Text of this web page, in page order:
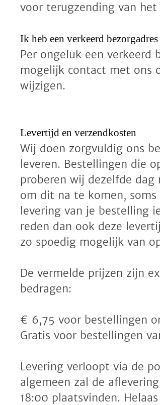
voor terugzending van
Ik heb een verkeerd
Per ongeluk een verkeerd
mogelijk contact met ons
wijzigen.
Levertijd en verzendkosten
Wij doen zorgvuldig ons
leveren. Bestellingen die
proberen wij dezelfde
om dit na te komen,
levering van je bestelling
reden dan ook deze
zo spoedig mogelijk van
De vermelde prijzen zijn
bedragen:
€ 6,75 voor bestellingen
Gratis voor bestellingen
Levering verloopt via de
algemeen zal de
18:00 plaatsvinden.